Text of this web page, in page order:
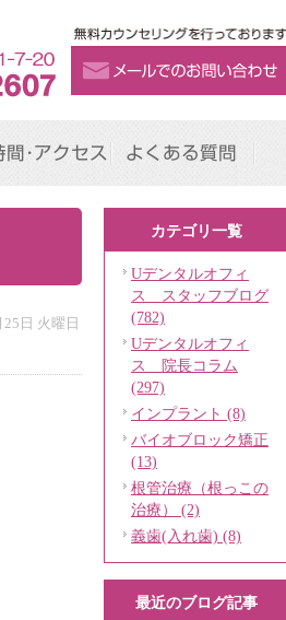
間･アクセス よくある質問
日 火曜日
カテゴリ一覧
Uデンタルオフィ
ス スタッフブログ
(782)
Uデンタルオフィ
ス 院長コラム
(297)
インプラント (8)
バイオブロック矯正
(13)
根管治療（根っこの
治療） (2)
義歯(入れ歯) (8)
最近のブログ記事